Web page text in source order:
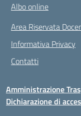
Albo online
Area Riservata
Informativa Privacy
Contatti
Amministrazione
Dichiarazione di